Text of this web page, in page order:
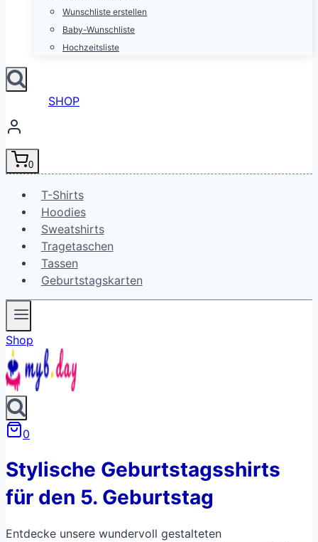
Wunschliste erstellen
Baby-Wunschliste
Hochzeitsliste
SHOP
0
T-Shirts
Hoodies
Sweatshirts
Tragetaschen
Tassen
Geburtstagskarten
Shop
0
Stylische Geburtstagsshirts
für den 5. Geburtstag
Entdecke unsere wundervoll gestalteten